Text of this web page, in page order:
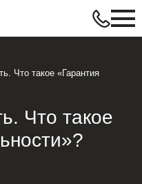
Что такое «Гарантия
Что такое